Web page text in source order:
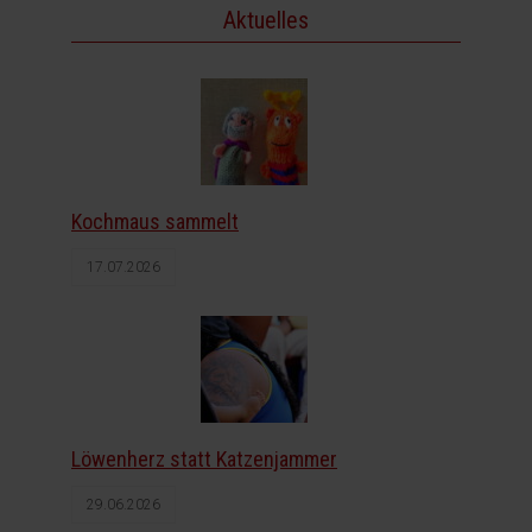
Aktuelles
Kochmaus sammelt
17.07.2026
Löwenherz statt Katzenjammer
29.06.2026